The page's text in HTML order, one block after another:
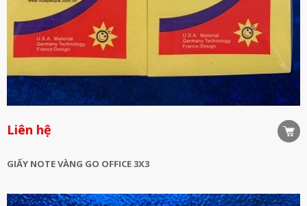
Liên hệ
GIẤY NOTE VÀNG GO OFFICE 3X3